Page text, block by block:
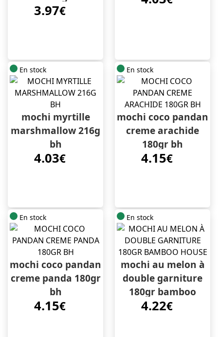
3.97€
En stock
mochi myrtille
marshmallow 216g
bh
4.03€
En stock
mochi coco pandan
creme arachide
180gr bh
4.15€
En stock
mochi coco pandan
creme panda 180gr
bh
4.15€
En stock
mochi au melon à
double garniture
180gr bamboo
house
4.22€